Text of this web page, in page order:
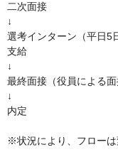
二次面接
↓
選考インターン（平日5
支給
↓
最終面接（役員による面
↓
内定
※状況により、フローは